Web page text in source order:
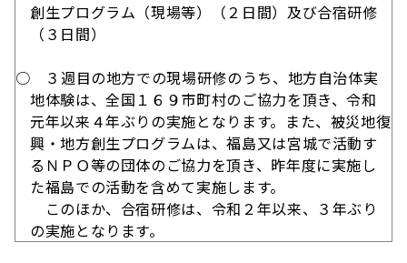
創生プログラム（現場等）（２日間）及び合宿研修
（３日間）
○ ３週目の地方での現場研修のうち、地方自治体実
地体験は、全国１６９市町村のご協力を頂き、令和
元年以来４年ぶりの実施となります。また、被災地復
興・地方創生プログラムは、福島又は宮城で活動す
るＮＰＯ等の団体のご協力を頂き、昨年度に実施し
た福島での活動を含めて実施します。
このほか、合宿研修は、令和２年以来、３年ぶり
の実施となります。